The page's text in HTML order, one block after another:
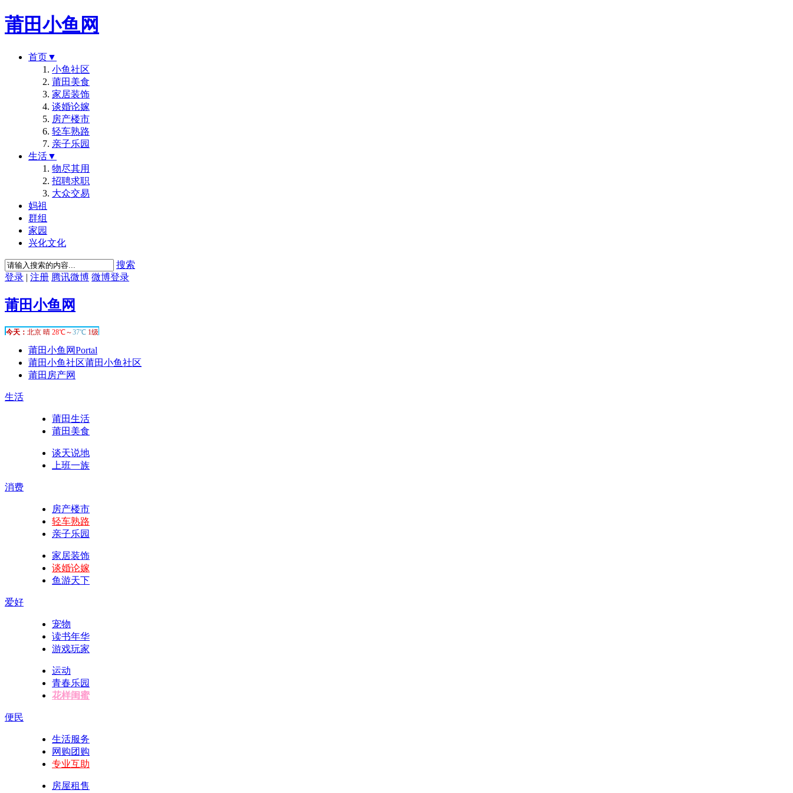
莆田小鱼网
首页▼
小鱼社区
莆田美食
家居装饰
谈婚论嫁
房产楼市
轻车熟路
亲子乐园
生活▼
物尽其用
招聘求职
大众交易
妈祖
群组
家园
兴化文化
搜索
登录 | 注册 腾讯微博 微博登录
莆田小鱼网
莆田小鱼网Portal
莆田小鱼社区莆田小鱼社区
莆田房产网
生活
莆田生活
莆田美食
谈天说地
上班一族
消费
房产楼市
轻车熟路
亲子乐园
家居装饰
谈婚论嫁
鱼游天下
爱好
宠物
读书年华
游戏玩家
运动
青春乐园
花样闺蜜
便民
生活服务
网购团购
专业互助
房屋租售